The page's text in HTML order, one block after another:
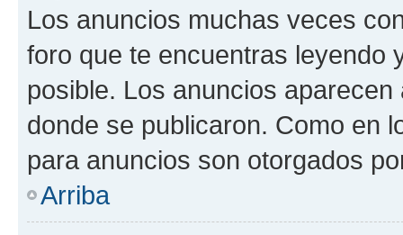
Los anuncios muchas veces
foro que te encuentras leyendo
posible. Los anuncios
donde se publicaron. Como en
para anuncios son otorgados
Arriba